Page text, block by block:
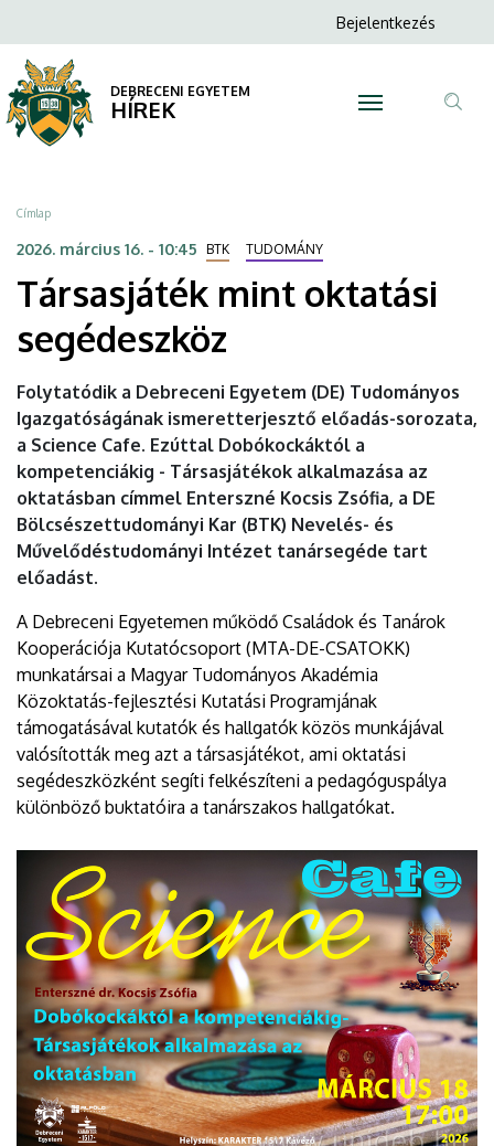
mint
oktatási
segédeszköz
DEBRECENI
EGYETEM
a
tartalomra
Anonim
menüje
Bejelentkezés
DEBRECENI EGYETEM
HÍREK
Morzsa
Címlap
2026. március 16. - 10:45 BTK TUDOMÁNY
Társasjáték mint oktatási
segédeszköz
Folytatódik a Debreceni Egyetem (DE) Tudományos
Igazgatóságának ismeretterjesztő előadás-sorozata,
a Science Cafe. Ezúttal Dobókockáktól a
kompetenciákig - Társasjátékok alkalmazása az
oktatásban címmel Enterszné Kocsis Zsófia, a DE
Bölcsészettudományi Kar (BTK) Nevelés- és
Művelődéstudományi Intézet tanársegéde tart
előadást.
A Debreceni Egyetemen működő Családok és Tanárok
Kooperációja Kutatócsoport (MTA-DE-CSATOKK)
munkatársai a Magyar Tudományos Akadémia
Közoktatás-fejlesztési Kutatási Programjának
támogatásával kutatók és hallgatók közös munkájával
valósították meg azt a társasjátékot, ami oktatási
segédeszközként segíti felkészíteni a pedagóguspálya
különböző buktatóira a tanárszakos hallgatókat.